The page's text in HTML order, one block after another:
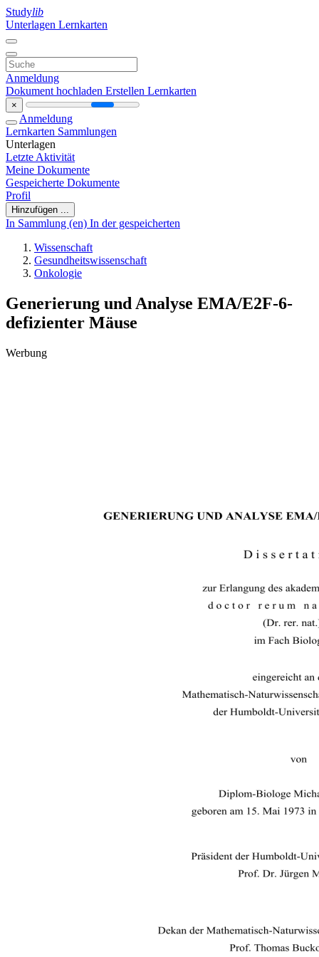
Studylib
Unterlagen Lernkarten
Anmeldung
Dokument hochladen Erstellen Lernkarten
×
Anmeldung
Lernkarten Sammlungen
Unterlagen
Letzte Aktivität
Meine Dokumente
Gespeicherte Dokumente
Profil
Hinzufügen ...
In Sammlung (en) In der gespeicherten
Wissenschaft
Gesundheitswissenschaft
Onkologie
Generierung und Analyse EMA/E2F-6-
defizienter Mäuse
Werbung